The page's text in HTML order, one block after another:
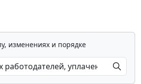
изменениях и порядке